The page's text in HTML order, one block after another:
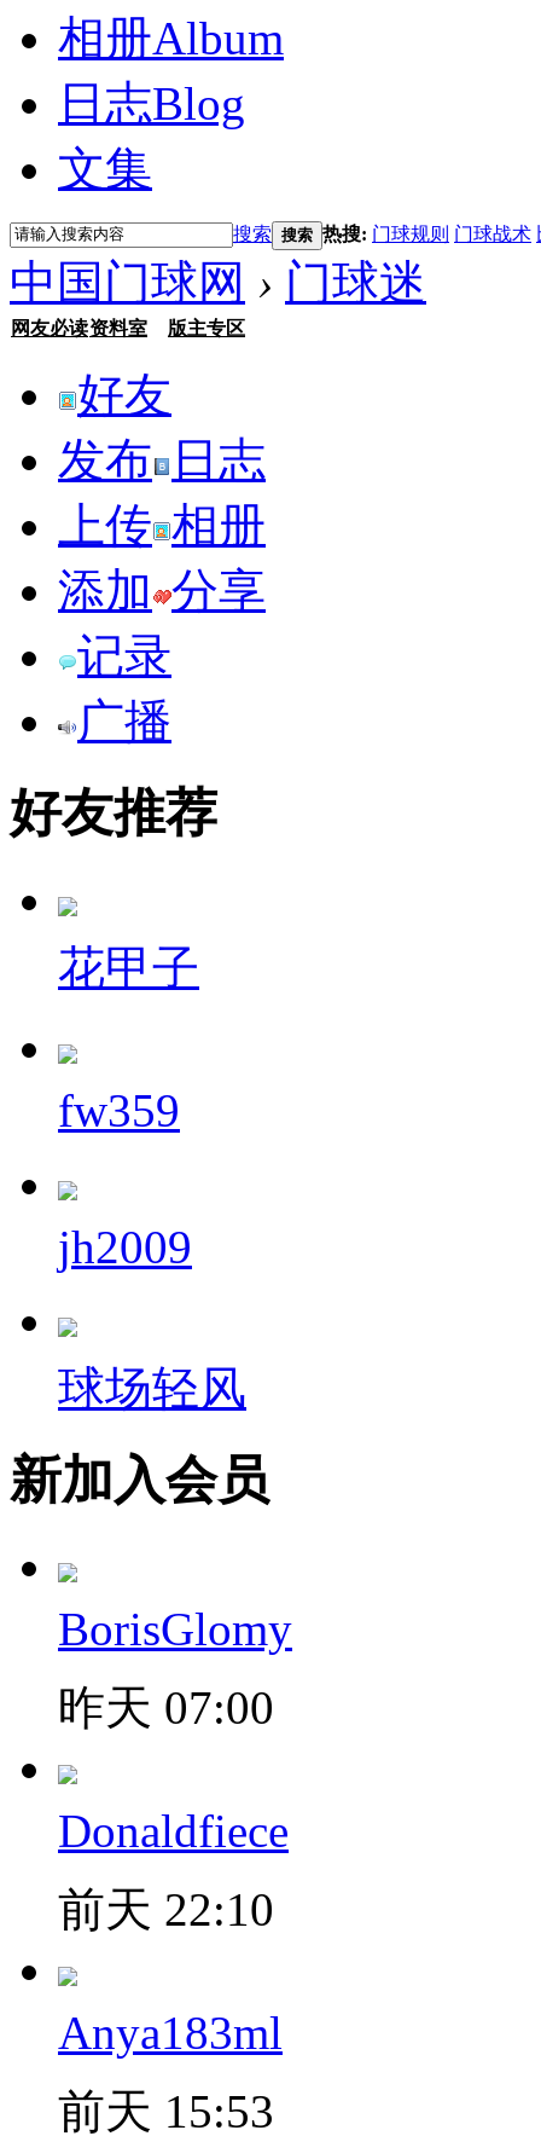
相册Album
日志Blog
文集
搜索 搜索 热搜: 门球规则 门球战术
中国门球网 › 门球迷
网友必读资料室 版主专区
好友
发布
日志
上传 相册
添加 分享
记录
广播
好友推荐
花甲子
fw359
jh2009
球场轻风
新加入会员
BorisGlomy
昨天 07:00
Donaldfiece
前天 22:10
Anya183ml
前天 15:53